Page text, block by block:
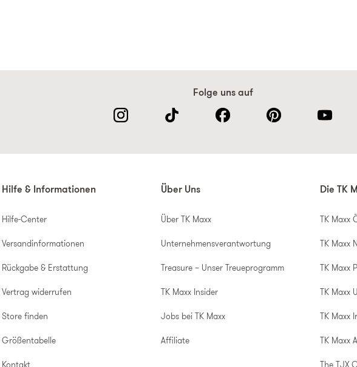
Folge uns auf
Hilfe & Informationen
Hilfe-Center
Versandinformationen
Rückgabe & Erstattung
Vertrag widerrufen
Store finden
Größentabelle
Über Uns
Über TK Maxx
Unternehmensverantwortung
Treasure – Unser Treueprogramm
TK Maxx Insider
Jobs bei TK Maxx
Affiliate
Die TK
TK Maxx
TK Maxx
TK Maxx
TK Maxx
TK Maxx
TK Maxx